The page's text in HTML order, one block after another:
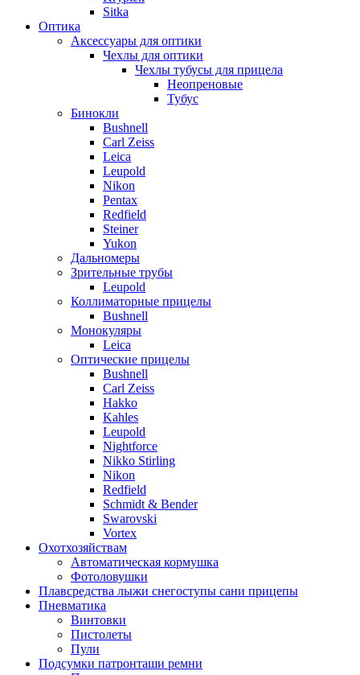
Sitka
Оптика
Аксессуары для оптики
Чехлы для оптики
Чехлы тубусы для прицела
Неопреновые
Тубус
Бинокли
Bushnell
Carl Zeiss
Leica
Leupold
Nikon
Pentax
Redfield
Steiner
Yukon
Дальномеры
Зрительные трубы
Leupold
Коллиматорные прицелы
Bushnell
Монокуляры
Leica
Оптические прицелы
Bushnell
Carl Zeiss
Hakko
Kahles
Leupold
Nightforce
Nikko Stirling
Nikon
Redfield
Schmidt & Bender
Swarovski
Vortex
Охотхозяйствам
Автоматическая кормушка
Фотоловушки
Плавсредства лыжи снегоступы сани прицепы
Пневматика
Винтовки
Пистолеты
Пули
Подсумки патронташи ремни